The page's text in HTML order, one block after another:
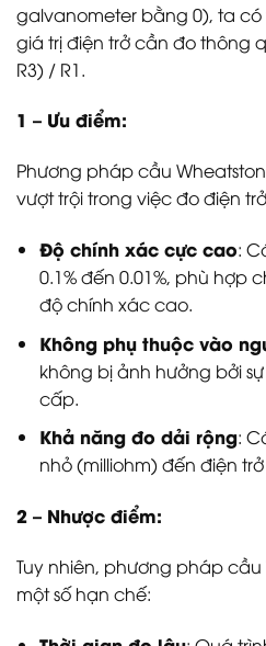
galvanometer bằng 0), ta
giá trị điện trở cần đo thông
R3) / R1.
1 – Ưu điểm:
Phương pháp cầu
vượt trội trong việc đo điện
Độ chính xác cực cao:
0.1% đến 0.01%, phù hợp
độ chính xác cao.
Không phụ thuộc vào
không bị ảnh hưởng bởi
cấp.
Khả năng đo dải rộng:
nhỏ (milliohm) đến điện
2 – Nhược điểm:
Tuy nhiên, phương pháp
một số hạn chế: